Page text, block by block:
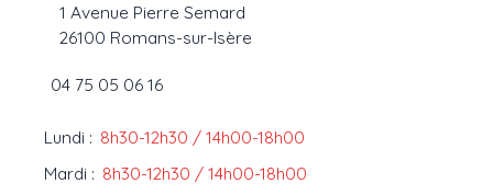
1 Avenue Pierre Semard
26100 Romans-sur-Isère
04 75 05 06 16
Lundi : 8h30-12h30 / 14h00-18h00
Mardi : 8h30-12h30 / 14h00-18h00